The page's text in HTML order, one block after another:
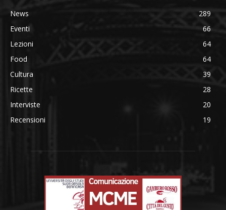
News
289
Eventi
66
Lezioni
64
Food
64
Cultura
39
Ricette
28
Interviste
20
Recensioni
19